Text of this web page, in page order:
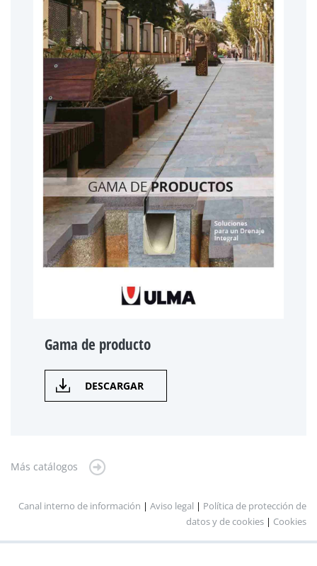
Gama de producto
DESCARGAR
Más catálogos
Canal interno de información | Aviso legal | Política de protección de
datos y de cookies | Cookies